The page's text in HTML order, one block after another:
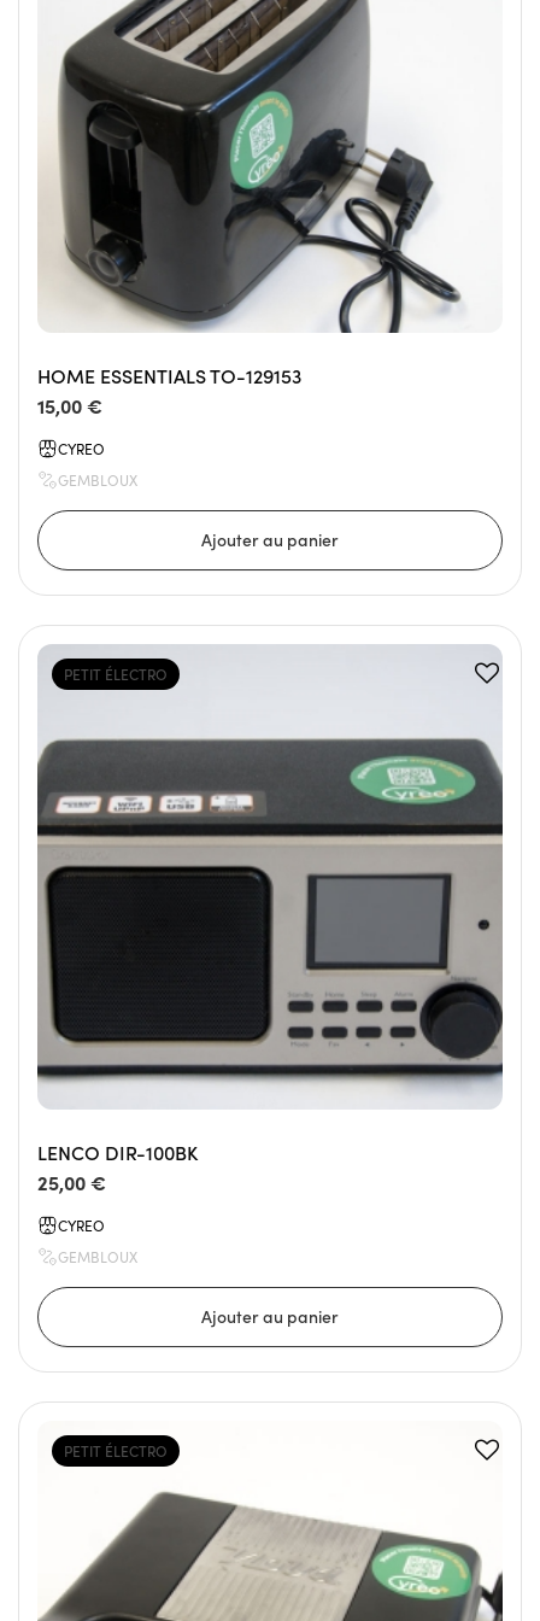
HOME ESSENTIALS TO-129153
15,00 €
CYREO
GEMBLOUX
PETIT ÉLECTRO
LENCO DIR-100BK
25,00 €
CYREO
GEMBLOUX
PETIT ÉLECTRO